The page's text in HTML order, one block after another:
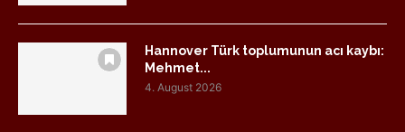
Hannover Türk toplumunun acı kaybı:
Mehmet...
4. August 2026